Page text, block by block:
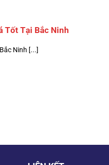
Tốt Tại Bắc Ninh
Ninh [...]